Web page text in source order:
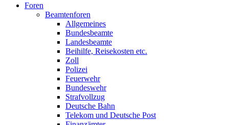
Foren
Beamtenforen
Allgemeines
Bundesbeamte
Landesbeamte
Beihilfe, Reisekosten etc.
Zoll
Polizei
Feuerwehr
Bundeswehr
Strafvollzug
Deutsche Bahn
Telekom und Deutsche Post